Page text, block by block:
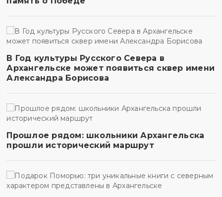
В Год культуры Русского Севера в
Архангельске может появиться сквер имени
Александра Борисова
Прошлое рядом: школьники Архангельска
прошли исторический маршрут